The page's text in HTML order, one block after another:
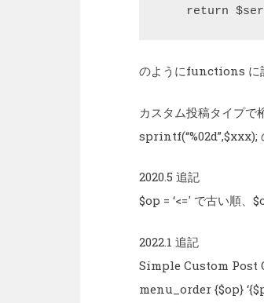
return
のようにfunctions に
カスタム投稿タイプ
sprintf(“%02d”,$xxx);
2020.5 追記
$op = ‘<=' で古い順、
2022.1 追記
Simple Custom Post
menu_order {$op}